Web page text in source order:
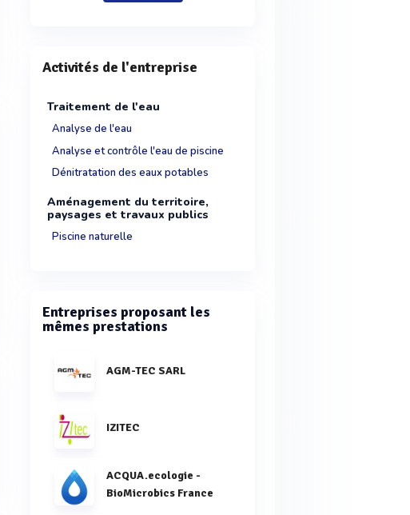
Activités de l'entreprise
Traitement de l'eau
Analyse de l'eau
Analyse et contrôle l'eau de piscine
Dénitratation des eaux potables
Aménagement du territoire,
paysages et travaux publics
Piscine naturelle
Entreprises proposant les
mêmes prestations
AGM-TEC SARL
IZITEC
ACQUA.ecologie -
BioMicrobics France